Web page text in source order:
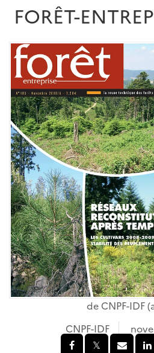
FORÊT-
de CNPF-IDF
CNPF-IDF